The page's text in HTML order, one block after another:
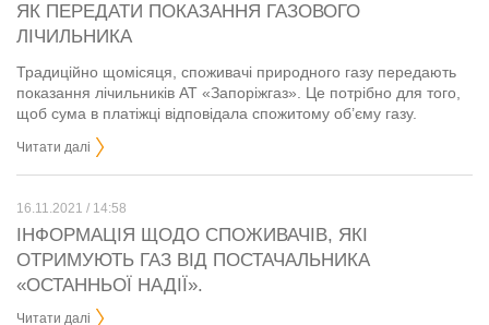
ЯК ПЕРЕДАТИ ПОКАЗАННЯ ГАЗОВОГО
ЛІЧИЛЬНИКА
Традиційно щомісяця, споживачі природного газу передають
показання лічильників АТ «Запоріжгаз». Це потрібно для того,
щоб сума в платіжці відповідала спожитому об’єму газу.
Читати далі
16.11.2021 / 14:58
ІНФОРМАЦІЯ ЩОДО СПОЖИВАЧІВ, ЯКІ
ОТРИМУЮТЬ ГАЗ ВІД ПОСТАЧАЛЬНИКА
«ОСТАННЬОЇ НАДІЇ».
Читати далі